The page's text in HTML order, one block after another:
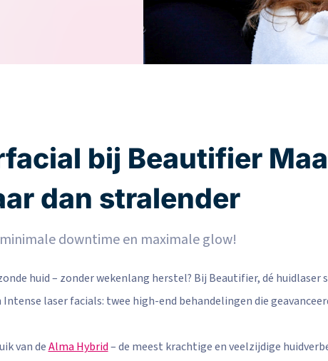
bij Beautifier
dan stralender
downtime en maximale glow!
huid – zonder wekenlang herstel? Bij Beautifier, dé
Intense laser facials: twee high-end behandelingen die
van deAlma Hybrid– de meest krachtige en veelzijdige